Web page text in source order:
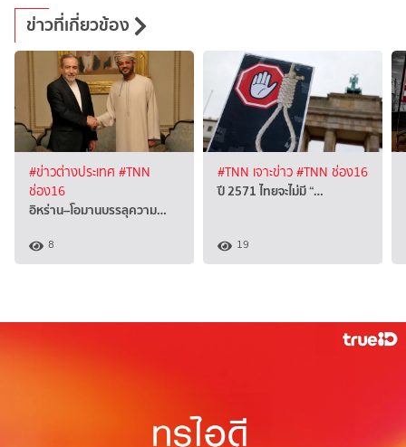
ข่าวที่เกี่ยวข้อง
#ข่าวต่างประเทศ #TNN
ช่อง16
อิหร่าน–โอมานบรรลุความ…
8
#TNN เจาะข่าว#TNN ช่อง16
ปี 2571 ไทยจะไม่มี “…
19